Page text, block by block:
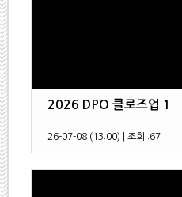
2026 DPO 클로즈업 1
26-07-08 (13:00) 조회 :67